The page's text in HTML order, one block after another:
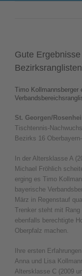
Gute
Timo Kollmannsberger
St. Georgen/
Tischtennis-
Bezirks 16
In der Altersklasse A
Michael Fröhlich
erging es Timo
bayerische
März in Regenstauf
Trenker steht mit
ebenfalls berechtigte
Oberpfalz machen.
Ihre ersten
Anna und Lisa
Altersklasse C (2009